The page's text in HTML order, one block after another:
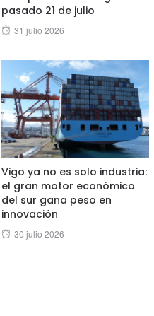
pasado 21 de julio
Posted
31 julio 2026
Vigo ya no es solo industria:
el gran motor económico
del sur gana peso en
innovación
Posted
30 julio 2026